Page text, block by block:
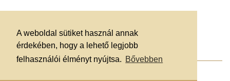
A weboldal sütiket használ annak
érdekében, hogy a lehető legjobb
felhasználói élményt nyújtsa. Bővebben
CSÓTÁNYIRTÁS SARKAD
WEBOLDAL KÉSZÍTÉS ÉS KARBANTARTÁS